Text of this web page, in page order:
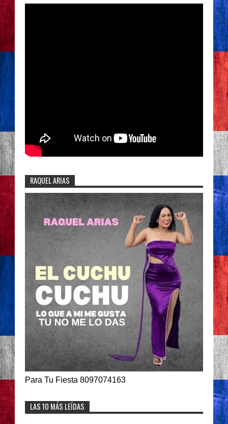
RAQUEL ARIAS
Para Tu Fiesta 8097074163
LAS 10 MÁS LEÍDAS